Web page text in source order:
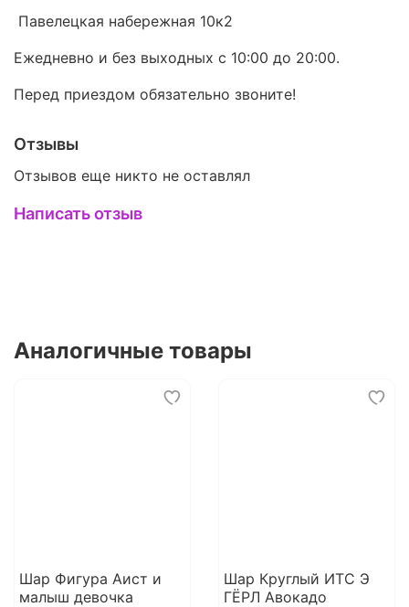
Павелецкая набережная 10к2
Ежедневно и без выходных с 10:00 до 20:00.
Перед приездом обязательно звоните!
Отзывы
Отзывов еще никто не оставлял
Написать отзыв
Аналогичные товары
Шар Фигура Аист и
малыш девочка
Шар Круглый ИТС Э
ГЁРЛ Авокадо